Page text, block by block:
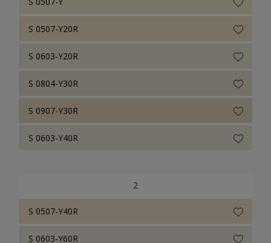
S 0507-Y20R
S 0603-Y20R
S 0804-Y30R
S 0907-Y30R
S 0603-Y40R
2
S 0507-Y40R
S 0603-Y60R